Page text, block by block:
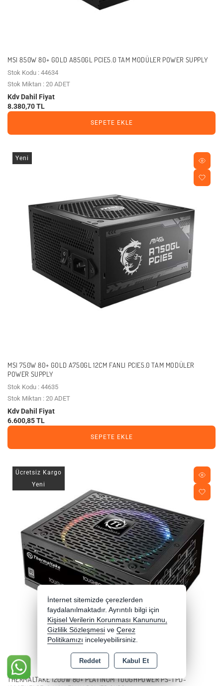
MSI 850W 80+ GOLD A850GL PCIE5.0 TAM MODÜLER POWER SUPPLY
Stok Kodu : 44634
Stok Miktarı : 20 ADET
Kdv Dahil Fiyat
8.380,70 TL
SEPETE EKLE
Yeni
MSI 750W 80+ GOLD A750GL 12CM FANLI PCIE5.0 TAM MODÜLER
POWER SUPPLY
Stok Kodu : 44635
Stok Miktarı : 20 ADET
Kdv Dahil Fiyat
6.600,85 TL
SEPETE EKLE
Ücretsiz Kargo
Yeni
THERMALTAKE 1200W 80+ PLATINUM TOUGHPOWER PS-TPD-
İnternet sitemizde çerezlerden
faydalanılmaktadır. Ayrıntılı bilgi için
Kişisel Verilerin Korunması Kanununu,
Gizlilik Sözleşmesi ve Çerez
Politikamızı inceleyebilirsiniz.
Reddet Kabul Et